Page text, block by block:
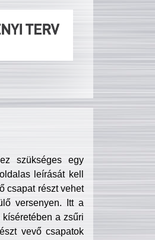
szükséges egy
leírását kell
csapat részt vehet
versenyen. Itt a
a zsűri
vevő csapatok